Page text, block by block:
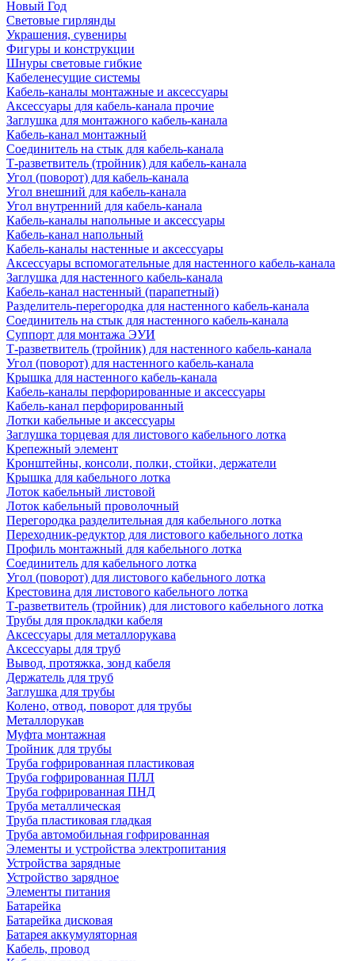
Новый Год
Световые гирлянды
Украшения, сувениры
Фигуры и конструкции
Шнуры световые гибкие
Кабеленесущие системы
Кабель-каналы монтажные и аксессуары
Аксессуары для кабель-канала прочие
Заглушка для монтажного кабель-канала
Кабель-канал монтажный
Соединитель на стык для кабель-канала
Т-разветвитель (тройник) для кабель-канала
Угол (поворот) для кабель-канала
Угол внешний для кабель-канала
Угол внутренний для кабель-канала
Кабель-каналы напольные и аксессуары
Кабель-канал напольный
Кабель-каналы настенные и аксессуары
Аксессуары вспомогательные для настенного кабель-канала
Заглушка для настенного кабель-канала
Кабель-канал настенный (парапетный)
Разделитель-перегородка для настенного кабель-канала
Соединитель на стык для настенного кабель-канала
Суппорт для монтажа ЭУИ
Т-разветвитель (тройник) для настенного кабель-канала
Угол (поворот) для настенного кабель-канала
Крышка для настенного кабель-канала
Кабель-каналы перфорированные и аксессуары
Кабель-канал перфорированный
Лотки кабельные и аксессуары
Заглушка торцевая для листового кабельного лотка
Крепежный элемент
Кронштейны, консоли, полки, стойки, держатели
Крышка для кабельного лотка
Лоток кабельный листовой
Лоток кабельный проволочный
Перегородка разделительная для кабельного лотка
Переходник-редуктор для листового кабельного лотка
Профиль монтажный для кабельного лотка
Соединитель для кабельного лотка
Угол (поворот) для листового кабельного лотка
Крестовина для листового кабельного лотка
Т-разветвитель (тройник) для листового кабельного лотка
Трубы для прокладки кабеля
Аксессуары для металлорукава
Аксессуары для труб
Вывод, протяжка, зонд кабеля
Держатель для труб
Заглушка для трубы
Колено, отвод, поворот для трубы
Металлорукав
Муфта монтажная
Тройник для трубы
Труба гофрированная пластиковая
Труба гофрированная ПЛЛ
Труба гофрированная ПНД
Труба металлическая
Труба пластиковая гладкая
Труба автомобильная гофрированная
Элементы и устройства электропитания
Устройства зарядные
Устройство зарядное
Элементы питания
Батарейка
Батарейка дисковая
Батарея аккумуляторная
Кабель, провод